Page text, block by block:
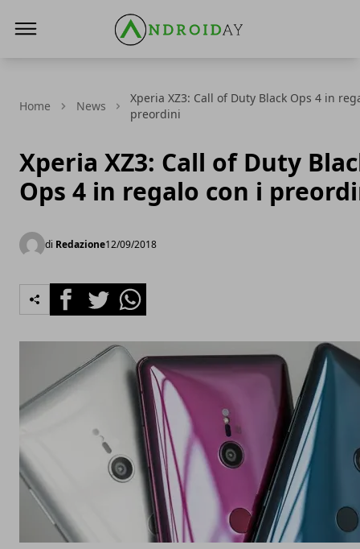
Home News
Xperia XZ3: Call of Duty Black Ops 4 in
preordini
Xperia XZ3: Call of Duty
Ops 4 in regalo con i
di Redazione12/09/2018
FacebookTwitterWhatsapp